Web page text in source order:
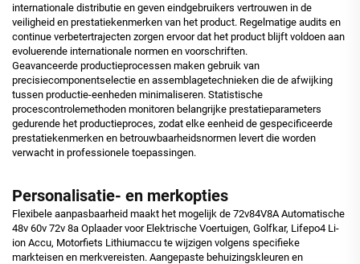
internationale distributie en geven eindgebruikers vertrouwen in de
veiligheid en prestatiekenmerken van het product. Regelmatige audits en
continue verbetertrajecten zorgen ervoor dat het product blijft voldoen aan
evoluerende internationale normen en voorschriften.
Geavanceerde productieprocessen maken gebruik van
precisiecomponentselectie en assemblagetechnieken die de afwijking
tussen productie-eenheden minimaliseren. Statistische
procescontrolemethoden monitoren belangrijke prestatieparameters
gedurende het productieproces, zodat elke eenheid de gespecificeerde
prestatiekenmerken en betrouwbaarheidsnormen levert die worden
verwacht in professionele toepassingen.
Personalisatie- en merkopties
Flexibele aanpasbaarheid maakt het mogelijk de 72v84V8A Automatische
48v 60v 72v 8a Oplaader voor Elektrische Voertuigen, Golfkar, Lifepo4 Li-
ion Accu, Motorfiets Lithiumaccu te wijzigen volgens specifieke
markteisen en merkvereisten. Aangepaste behuizingskleuren en